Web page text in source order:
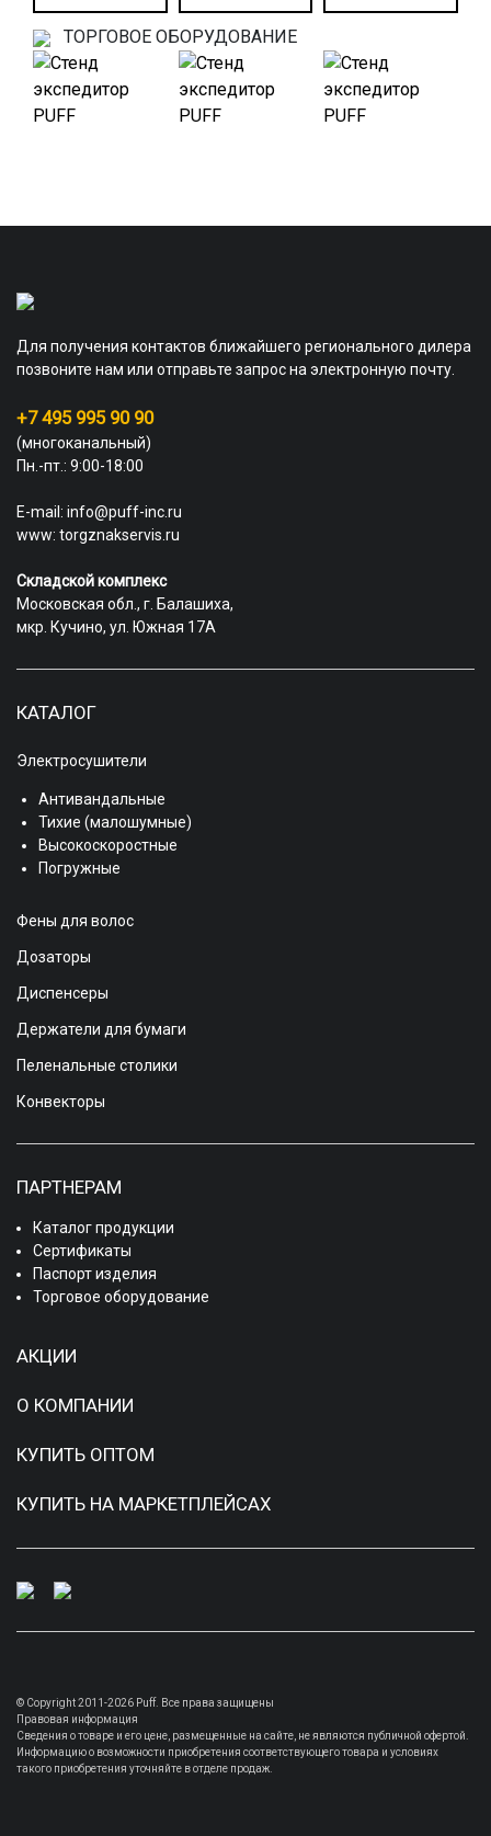
ТОРГОВОЕ ОБОРУДОВАНИЕ
Для получения контактов ближайшего регионального дилера
позвоните нам или отправьте запрос на электронную почту.
+7 495 995 90 90
(многоканальный)
Пн.-пт.: 9:00-18:00
E-mail: info@puff-inc.ru
www: torgznakservis.ru
Складской комплекс
Московская обл., г. Балашиха,
мкр. Кучино, ул. Южная 17А
КАТАЛОГ
Электросушители
Антивандальные
Тихие (малошумные)
Высокоскоростные
Погружные
Фены для волос
Дозаторы
Диспенсеры
Держатели для бумаги
Пеленальные столики
Конвекторы
ПАРТНЕРАМ
Каталог продукции
Сертификаты
Паспорт изделия
Торговое оборудование
АКЦИИ
О КОМПАНИИ
КУПИТЬ ОПТОМ
КУПИТЬ НА МАРКЕТПЛЕЙСАХ
© Copyright 2011-2026 Puff. Все права защищены
Правовая информация
Сведения о товаре и его цене, размещенные на сайте, не являются публичной офертой.
Информацию о возможности приобретения соответствующего товара и условиях
такого приобретения уточняйте в отделе продаж.